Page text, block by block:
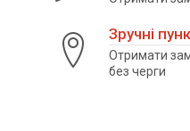
Зручні
Отримати
без черги